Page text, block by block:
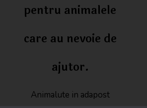
pentru animalele
care au nevoie de
ajutor.
Animalute in adapost